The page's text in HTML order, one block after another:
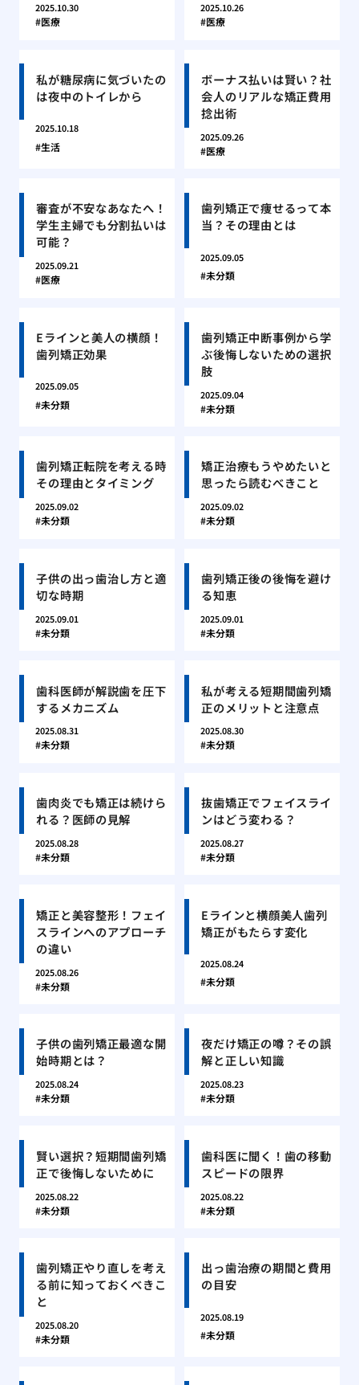
2025.10.30
医療
2025.10.26
医療
私が糖尿病に気づいたの
は夜中のトイレから
2025.10.18
生活
ボーナス払いは賢い？社
会人のリアルな矯正費用
捻出術
2025.09.26
医療
審査が不安なあなたへ！
学生主婦でも分割払いは
可能？
2025.09.21
医療
歯列矯正で痩せるって本
当？その理由とは
2025.09.05
未分類
Eラインと美人の横顔！
歯列矯正効果
2025.09.05
未分類
歯列矯正中断事例から学
ぶ後悔しないための選択
肢
2025.09.04
未分類
歯列矯正転院を考える時
その理由とタイミング
2025.09.02
未分類
矯正治療もうやめたいと
思ったら読むべきこと
2025.09.02
未分類
子供の出っ歯治し方と適
切な時期
2025.09.01
未分類
歯列矯正後の後悔を避け
る知恵
2025.09.01
未分類
歯科医師が解説歯を圧下
するメカニズム
2025.08.31
未分類
私が考える短期間歯列矯
正のメリットと注意点
2025.08.30
未分類
歯肉炎でも矯正は続けら
れる？医師の見解
2025.08.28
未分類
抜歯矯正でフェイスライ
ンはどう変わる？
2025.08.27
未分類
矯正と美容整形！フェイ
スラインへのアプローチ
の違い
2025.08.26
未分類
Eラインと横顔美人歯列
矯正がもたらす変化
2025.08.24
未分類
子供の歯列矯正最適な開
始時期とは？
2025.08.24
未分類
夜だけ矯正の噂？その誤
解と正しい知識
2025.08.23
未分類
賢い選択？短期間歯列矯
正で後悔しないために
2025.08.22
未分類
歯科医に聞く！歯の移動
スピードの限界
2025.08.22
未分類
歯列矯正やり直しを考え
る前に知っておくべきこ
と
2025.08.20
未分類
出っ歯治療の期間と費用
の目安
2025.08.19
未分類